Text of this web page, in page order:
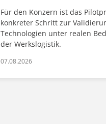
Für den Konzern ist das
konkreter Schritt zur
Technologien unter realen
der Werkslogistik.
07.08.2026